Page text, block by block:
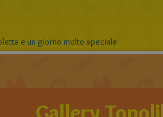
e un giorno molto speciale